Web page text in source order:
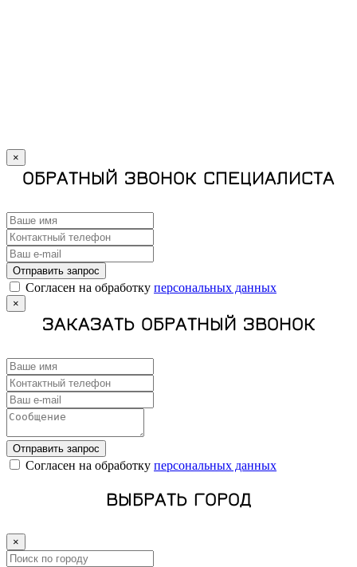
×
ОБРАТНЫЙ ЗВОНОК СПЕЦИАЛИСТА
Отправить запрос
Cогласен на обработку персональных данных
×
ЗАКАЗАТЬ ОБРАТНЫЙ ЗВОНОК
Отправить запрос
Cогласен на обработку персональных данных
ВЫБРАТЬ ГОРОД
×